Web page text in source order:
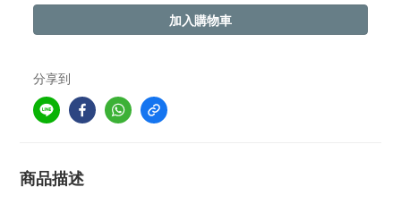
加入購物車
分享到
商品描述